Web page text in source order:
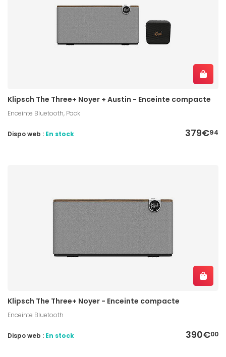
Klipsch The Three+ Noyer + Austin - Enceinte compacte
Enceinte Bluetooth, Pack
379€94
Dispo web : En stock
Klipsch The Three+ Noyer - Enceinte compacte
Enceinte Bluetooth
390€00
Dispo web : En stock